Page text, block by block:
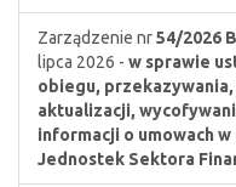
Zarządzenie nr54/2026
lipca 2026 - w sprawie
obiegu,
aktualizacji,
informacji o umowach
Jednostek Sektora